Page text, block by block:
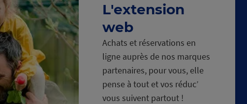
L'extension
web
Achats et réservations en
ligne auprès de nos marques
partenaires, pour vous, elle
pense à tout et vos réduc’
vous suivent partout !